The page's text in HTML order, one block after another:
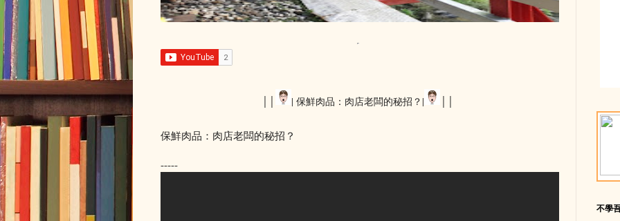
| 保鮮肉品：肉店老闆的秘招？|
保鮮肉品：肉店老闆的秘招？
-----
不學